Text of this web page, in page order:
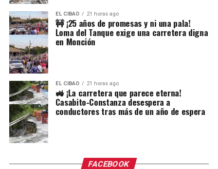
EL CIBAO 21 horas ago
🚧 ¡25 años de promesas y ni una pala!
Loma del Tanque exige una carretera digna
en Monción
EL CIBAO 21 horas ago
🚜 ¡La carretera que parece eterna!
Casabito-Constanza desespera a
conductores tras más de un año de espera
FACEBOOK